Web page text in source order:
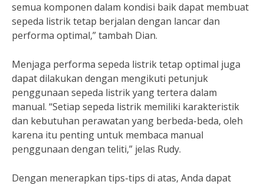
semua komponen dalam kondisi baik dapat membuat
sepeda listrik tetap berjalan dengan lancar dan
performa optimal,” tambah Dian.
Menjaga performa sepeda listrik tetap optimal juga
dapat dilakukan dengan mengikuti petunjuk
penggunaan sepeda listrik yang tertera dalam
manual. “Setiap sepeda listrik memiliki karakteristik
dan kebutuhan perawatan yang berbeda-beda, oleh
karena itu penting untuk membaca manual
penggunaan dengan teliti,” jelas Rudy.
Dengan menerapkan tips-tips di atas, Anda dapat